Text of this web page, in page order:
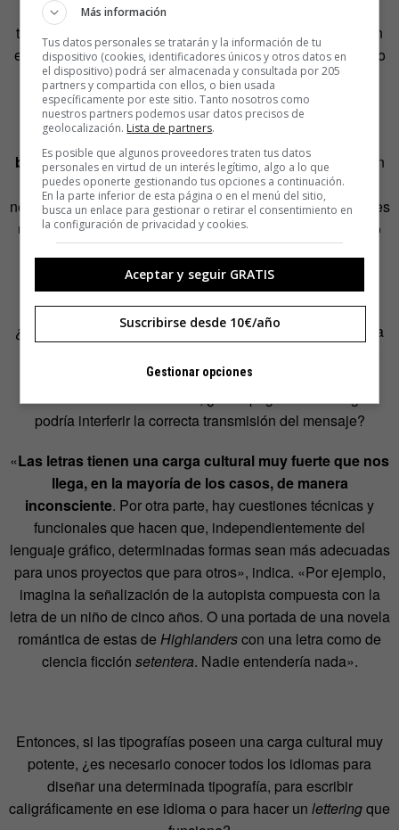
jardines o selvas siempre que aquellas estén llenas de
trazos, letras o caracteres. Bajo su supervisión, se podrían
emprender aventuras como, por ejemplo, hacer un logotipo
para un banco o un partido político conletteringy salir
airosos.
«Sí,
claro que se puede hacer un logotipo para un
banco conlettering. Sólo es necesario mantenerse en un
terreno controlado y en un lenguaje que se adapte a las
necesidades del proyecto, porque no hay que olvidar que es
un banco y no puede parecer una tienda de tatuajes, pero
¿Cómo puede ser que un banco pueda parecer una tienda
las letras una personalidad propia que sugiere y cuenta
diferentes cosas? De ser así, ¿una tipografía mal elegida
podría interferir la correcta transmisión del mensaje?
«Las letras tienen una carga cultural muy fuerte que nos
llega, en la mayoría de los casos, de manera
inconsciente. Por otra parte, hay cuestiones técnicas y
funcionales que hacen que, independientemente del
lenguaje gráfico, determinadas formas sean más adecuadas
para unos proyectos que para otros», indica. «Por ejemplo,
imagina la señalización de la autopista compuesta con la
letra de un niño de cinco años. O una portada de una novela
romántica de estas de Highlanderscon una letra como de
ciencia ficción setentera. Nadie entendería nada».
Entonces, si las tipografías poseen una carga cultural muy
potente, ¿es necesario conocer todos los idiomas para
diseñar una determinada tipografía, para escribir
caligráficamente en ese idioma o para hacer un letteringque
Más información
Tus datos personales se tratarán y la información de tu
dispositivo (cookies, identificadores únicos y otros datos en
el dispositivo) podrá ser almacenada y consultada por 205
partners y compartida con ellos, o bien usada
específicamente por este sitio. Tanto nosotros como
nuestros partners podemos usar datos precisos de
geolocalización. Lista de partners.
Es posible que algunos proveedores traten tus datos
personales en virtud de un interés legítimo, algo a lo que
puedes oponerte gestionando tus opciones a continuación.
En la parte inferior de esta página o en el menú del sitio,
busca un enlace para gestionar o retirar el consentimiento en
la configuración de privacidad y cookies.
Aceptar y seguir GRATIS
Suscribirse desde 10€/año
Gestionar opciones